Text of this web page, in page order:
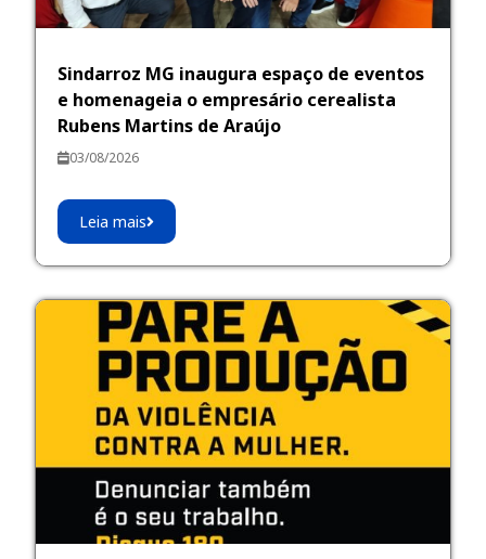
Sindarroz MG inaugura espaço de eventos
e homenageia o empresário cerealista
Rubens Martins de Araújo
03/08/2026
Leia mais